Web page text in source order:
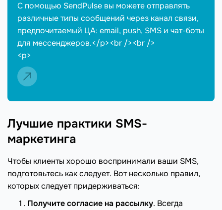
С помощью SendPulse вы можете отправлять
различные типы сообщений через канал связи,
предпочитаемый ЦА: email, push, SMS и чат-боты
для мессенджеров.</p><br /><br />
<p>
Лучшие практики SMS-
маркетинга
Чтобы клиенты хорошо воспринимали ваши SMS,
подготовьтесь как следует. Вот несколько правил,
которых следует придерживаться:
Получите согласие на рассылку. Всегда